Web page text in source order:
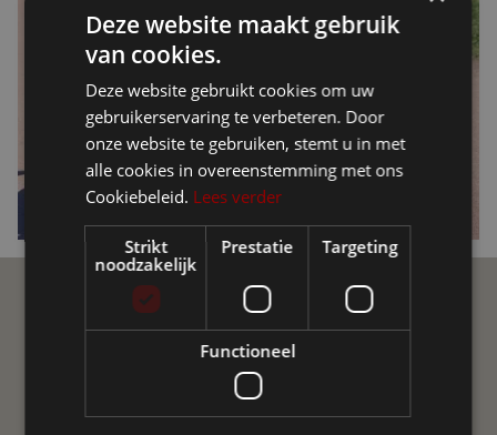
Ellio Community
Join de Ellio Community op sociale media! Een
onafhankelijke groepering van gebruikers van Ellio in
Vlaanderen en Nederland. We helpen elkaar met vraag
Deze website maakt gebruik
van cookies.
Deze website gebruikt cookies om uw
gebruikerservaring te verbeteren. Door
onze website te gebruiken, stemt u in met
alle cookies in overeenstemming met ons
Cookiebeleid. Lees verder
Strikt
noodzakelijk
Prestatie Targeting
Functioneel